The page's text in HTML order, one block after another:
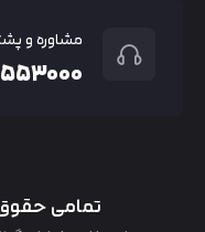
مشاوره و
تمامی